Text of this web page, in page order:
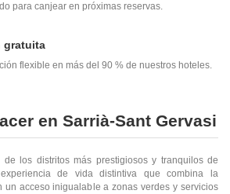
para canjear en próximas reservas.
gratuita
flexible en más del 90 % de nuestros hoteles.
en Sarrià-Sant Gervasi
de los distritos más prestigiosos y tranquilos de
de vida distintiva que combina la
un acceso inigualable a zonas verdes y servicios